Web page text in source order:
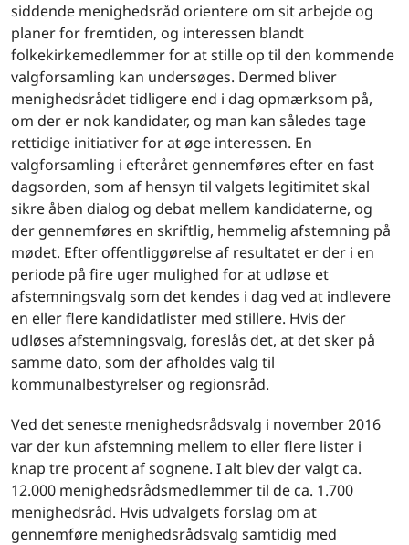
siddende menighedsråd orientere om sit arbejde og
planer for fremtiden, og interessen blandt
folkekirkemedlemmer for at stille op til den kommende
valgforsamling kan undersøges. Dermed bliver
menighedsrådet tidligere end i dag opmærksom på,
om der er nok kandidater, og man kan således tage
rettidige initiativer for at øge interessen. En
valgforsamling i efteråret gennemføres efter en fast
dagsorden, som af hensyn til valgets legitimitet skal
sikre åben dialog og debat mellem kandidaterne, og
der gennemføres en skriftlig, hemmelig afstemning på
mødet. Efter offentliggørelse af resultatet er der i en
periode på fire uger mulighed for at udløse et
afstemningsvalg som det kendes i dag ved at indlevere
en eller flere kandidatlister med stillere. Hvis der
udløses afstemningsvalg, foreslås det, at det sker på
samme dato, som der afholdes valg til
kommunalbestyrelser og regionsråd.
Ved det seneste menighedsrådsvalg i november 2016
var der kun afstemning mellem to eller flere lister i
knap tre procent af sognene. I alt blev der valgt ca.
12.000 menighedsrådsmedlemmer til de ca. 1.700
menighedsråd. Hvis udvalgets forslag om at
gennemføre menighedsrådsvalg samtidig med